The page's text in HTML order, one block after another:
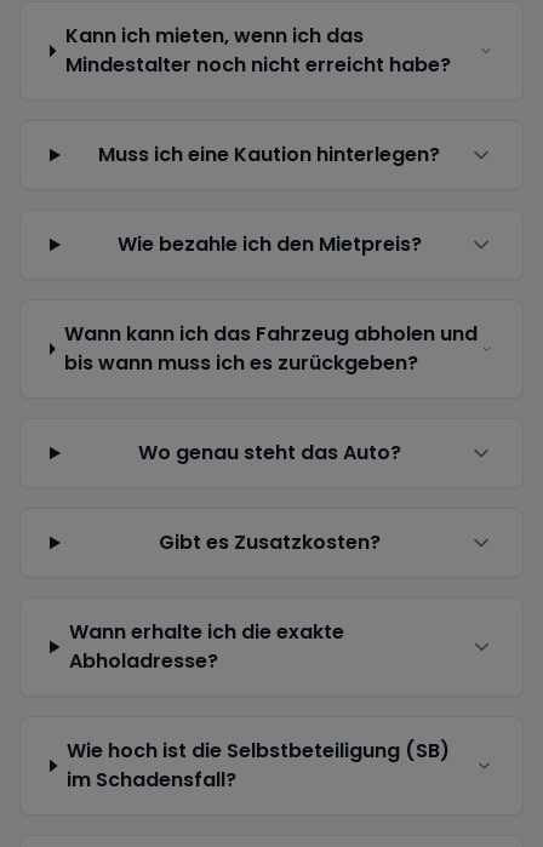
Kann ich mieten, wenn ich das
Mindestalter noch nicht erreicht habe?
Muss ich eine Kaution hinterlegen?
Wie bezahle ich den Mietpreis?
Wann kann ich das Fahrzeug abholen und
bis wann muss ich es zurückgeben?
Wo genau steht das Auto?
Gibt es Zusatzkosten?
Wann erhalte ich die exakte
Abholadresse?
Wie hoch ist die Selbstbeteiligung (SB)
im Schadensfall?